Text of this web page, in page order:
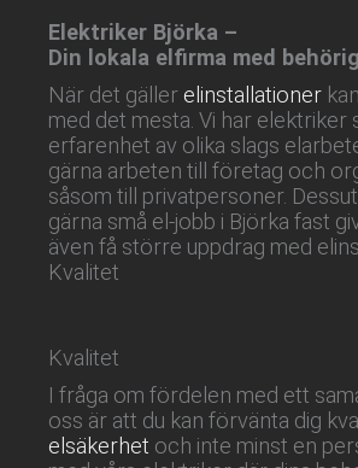
Elektriker Björka –
Din lokala elfirma med
När det gäller elinstallationer
med det mesta. Vi har elektriker
erfarenhet av olika slags
gärna arbeten till företag och
såsom till privatpersoner.
gärna små el-jobb i Björka fast
även få större uppdrag med
Kvalitet
Kvalitet
I fråga om fördelen med ett
oss är att du kan förvänta dig
elsäkerhet och inte minst en